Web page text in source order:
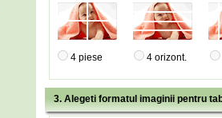
4 piese 4 orizont.
3. Alegeti formatul imaginii pentru